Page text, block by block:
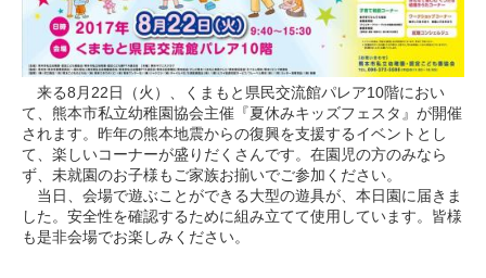
来る8月22日（火）、くまもと県民交流館パレア10階におい
て、熊本市私立幼稚園協会主催『夏休みキッズフェスタ』が開催
されます。昨年の熊本地震からの復興を支援するイベントとし
て、楽しいコーナーが盛りだくさんです。在園児の方のみなら
ず、未就園のお子様もご家族お揃いでご参加ください。
当日、会場で遊ぶことができる大型の遊具が、本日園に届きま
した。安全性を確認するために組み立てて使用しています。皆様
も是非会場でお楽しみください。